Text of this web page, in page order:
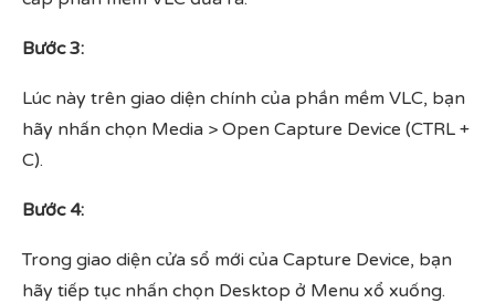
Bước 3:
Lúc này trên giao diện chính của phần mềm VLC, bạn
hãy nhấn chọn Media > Open Capture Device (CTRL +
C).
Bước 4:
Trong giao diện cửa sổ mới của Capture Device, bạn
hãy tiếp tục nhấn chọn Desktop ở Menu xổ xuống.